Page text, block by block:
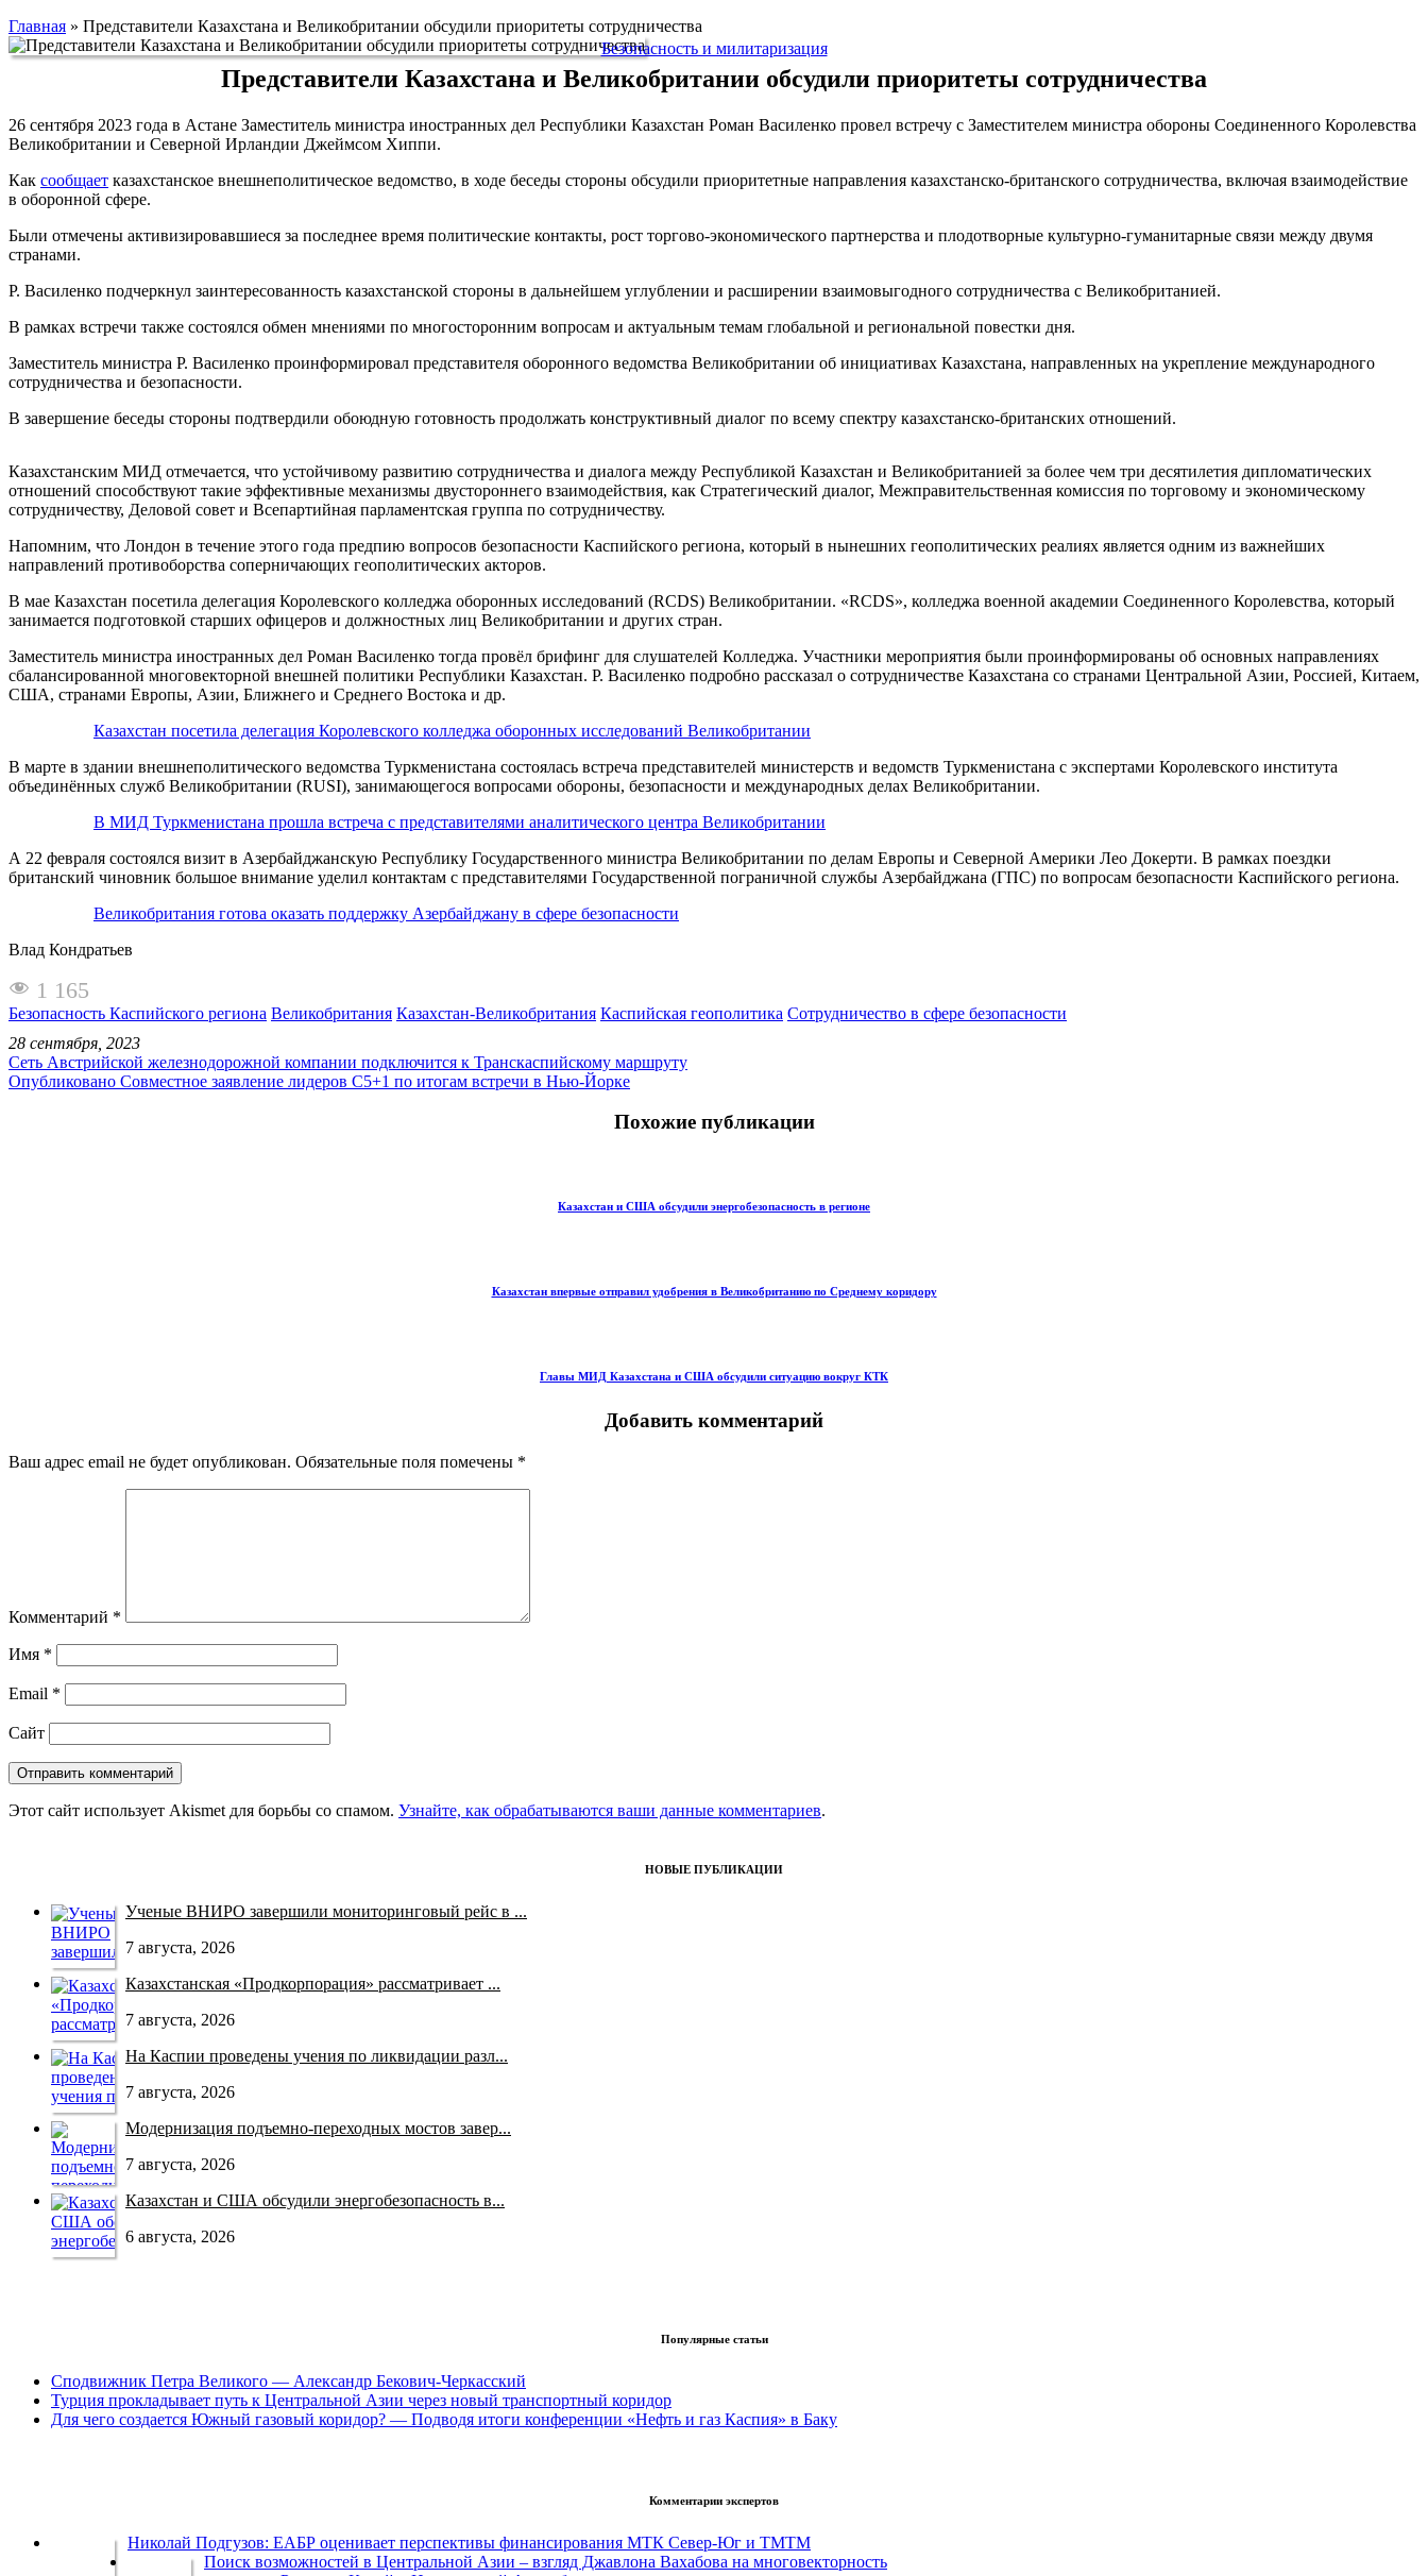
Главная » Представители Казахстана и Великобритании обсудили приоритеты сотрудничества
Безопасность и милитаризация
Представители Казахстана и Великобритании обсудили приоритеты сотрудничества
26 сентября 2023 года в Астане Заместитель министра иностранных дел Республики Казахстан Роман Василенко провел встречу с Заместителем министра обороны Соединенного Королевства
Великобритании и Северной Ирландии Джеймсом Хиппи.
Как сообщает казахстанское внешнеполитическое ведомство, в ходе беседы стороны обсудили приоритетные направления казахстанско-британского сотрудничества, включая взаимодействие
в оборонной сфере.
Были отмечены активизировавшиеся за последнее время политические контакты, рост торгово-экономического партнерства и плодотворные культурно-гуманитарные связи между двумя
странами.
Р. Василенко подчеркнул заинтересованность казахстанской стороны в дальнейшем углублении и расширении взаимовыгодного сотрудничества с Великобританией.
В рамках встречи также состоялся обмен мнениями по многосторонним вопросам и актуальным темам глобальной и региональной повестки дня.
Заместитель министра Р. Василенко проинформировал представителя оборонного ведомства Великобритании об инициативах Казахстана, направленных на укрепление международного
сотрудничества и безопасности.
В завершение беседы стороны подтвердили обоюдную готовность продолжать конструктивный диалог по всему спектру казахстанско-британских отношений.
Казахстанским МИД отмечается, что устойчивому развитию сотрудничества и диалога между Республикой Казахстан и Великобританией за более чем три десятилетия дипломатических
отношений способствуют такие эффективные механизмы двустороннего взаимодействия, как Стратегический диалог, Межправительственная комиссия по торговому и экономическому
сотрудничеству, Деловой совет и Всепартийная парламентская группа по сотрудничеству.
Напомним, что Лондон в течение этого года предпию вопросов безопасности Каспийского региона, который в нынешних геополитических реалиях является одним из важнейших
направлений противоборства соперничающих геополитических акторов.
В мае Казахстан посетила делегация Королевского колледжа оборонных исследований (RCDS) Великобритании. «RCDS», колледжа военной академии Соединенного Королевства, который
занимается подготовкой старших офицеров и должностных лиц Великобритании и других стран.
Заместитель министра иностранных дел Роман Василенко тогда провёл брифинг для слушателей Колледжа. Участники мероприятия были проинформированы об основных направлениях
сбалансированной многовекторной внешней политики Республики Казахстан. Р. Василенко подробно рассказал о сотрудничестве Казахстана со странами Центральной Азии, Россией, Китаем,
США, странами Европы, Азии, Ближнего и Среднего Востока и др.
Казахстан посетила делегация Королевского колледжа оборонных исследований Великобритании
В марте в здании внешнеполитического ведомства Туркменистана состоялась встреча представителей министерств и ведомств Туркменистана с экспертами Королевского института
объединённых служб Великобритании (RUSI), занимающегося вопросами обороны, безопасности и международных делах Великобритании.
В МИД Туркменистана прошла встреча с представителями аналитического центра Великобритании
А 22 февраля состоялся визит в Азербайджанскую Республику Государственного министра Великобритании по делам Европы и Северной Америки Лео Докерти. В рамках поездки
британский чиновник большое внимание уделил контактам с представителями Государственной пограничной службы Азербайджана (ГПС) по вопросам безопасности Каспийского региона.
Великобритания готова оказать поддержку Азербайджану в сфере безопасности
Влад Кондратьев
1 165
Безопасность Каспийского региона Великобритания Казахстан-Великобритания Каспийская геополитика Сотрудничество в сфере безопасности
28 сентября, 2023
Сеть Австрийской железнодорожной компании подключится к Транскаспийскому маршруту
Опубликовано Совместное заявление лидеров C5+1 по итогам встречи в Нью-Йорке
Похожие публикации
Казахстан и США обсудили энергобезопасность в регионе
Казахстан впервые отправил удобрения в Великобританию по Среднему коридору
Главы МИД Казахстана и США обсудили ситуацию вокруг КТК
Добавить комментарий
Ваш адрес email не будет опубликован. Обязательные поля помечены *
Комментарий *
Имя *
Email *
Сайт
Этот сайт использует Akismet для борьбы со спамом. Узнайте, как обрабатываются ваши данные комментариев.
НОВЫЕ ПУБЛИКАЦИИ
Ученые ВНИРО завершили мониторинговый рейс в ...
7 августа, 2026
Казахстанская «Продкорпорация» рассматривает ...
7 августа, 2026
На Каспии проведены учения по ликвидации разл...
7 августа, 2026
Модернизация подъемно-переходных мостов завер...
7 августа, 2026
Казахстан и США обсудили энергобезопасность в...
6 августа, 2026
Популярные статьи
Сподвижник Петра Великого — Александр Бекович-Черкасский
Турция прокладывает путь к Центральной Азии через новый транспортный коридор
Для чего создается Южный газовый коридор? — Подводя итоги конференции «Нефть и газ Каспия» в Баку
Комментарии экспертов
Николай Подгузов: ЕАБР оценивает перспективы финансирования МТК Север-Юг и ТМТМ
Поиск возможностей в Центральной Азии – взгляд Джавлона Вахабова на многовекторность